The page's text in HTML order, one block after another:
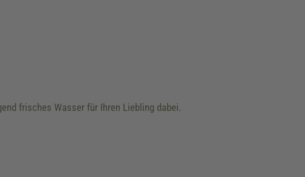
frisches Wasser für Ihren Liebling dabei.